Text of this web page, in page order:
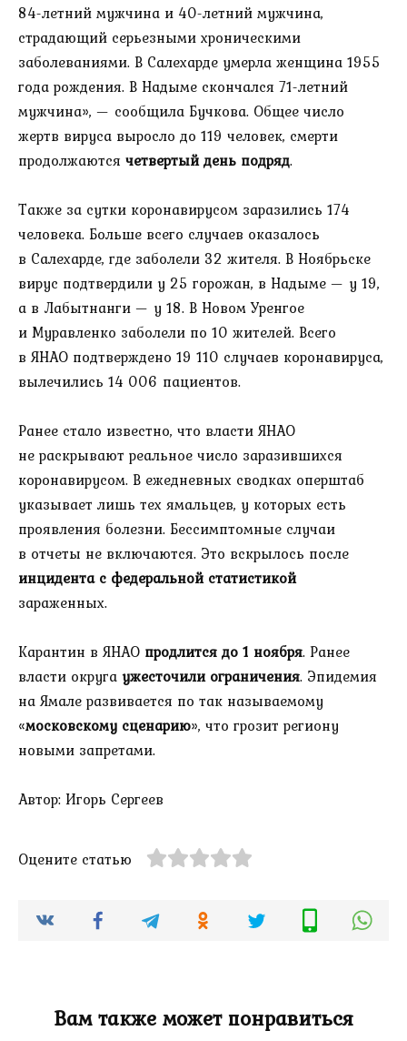
84-летний мужчина и 40-летний мужчина,
страдающий серьезными хроническими
заболеваниями. В Салехарде умерла женщина 1955
года рождения. В Надыме скончался 71-летний
мужчина», — сообщила Бучкова. Общее число
жертв вируса выросло до 119 человек, смерти
продолжаются четвертый день подряд.
Также за сутки коронавирусом заразились 174
человека. Больше всего случаев оказалось
в Салехарде, где заболели 32 жителя. В Ноябрьске
вирус подтвердили у 25 горожан, в Надыме — у 19,
а в Лабытнанги — у 18. В Новом Уренгое
и Муравленко заболели по 10 жителей. Всего
в ЯНАО подтверждено 19 110 случаев коронавируса,
вылечились 14 006 пациентов.
Ранее стало известно, что власти ЯНАО
не раскрывают реальное число заразившихся
коронавирусом. В ежедневных сводках оперштаб
указывает лишь тех ямальцев, у которых есть
проявления болезни. Бессимптомные случаи
в отчеты не включаются. Это вскрылось после
инцидента с федеральной статистикой
зараженных.
Карантин в ЯНАО продлится до 1 ноября. Ранее
власти округа ужесточили ограничения. Эпидемия
на Ямале развивается по так называемому
«московскому сценарию», что грозит региону
новыми запретами.
Автор: Игорь Сергеев
Оцените статью
Вам также может понравиться